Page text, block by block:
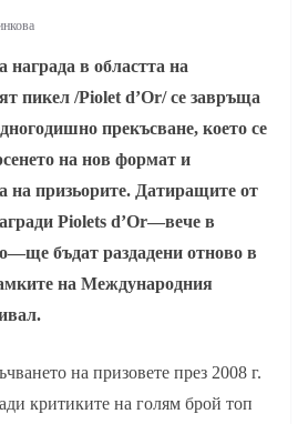
награда в областта на
пикел /Piolet d’Or/ се завръща
прекъсване, което се
на нов формат и
на призьорите. Датиращите от
Piolets d’Or—вече в
бъдат раздадени отново в
на Международния
на призовете през 2008 г.
критиките на голям брой топ